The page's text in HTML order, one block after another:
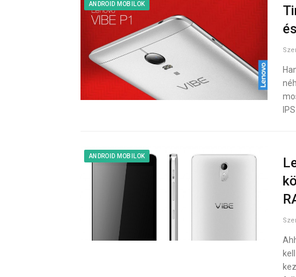
ANDROID MOBILOK
ANDROID MOBILOK